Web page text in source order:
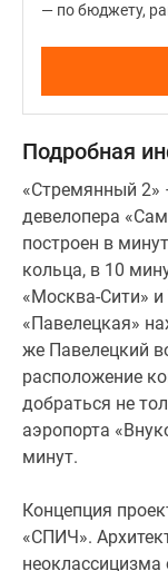
варианта
отделки:
готовая
чистовая
отделка,
куда
включена
установка
сантехники,
кондиционеров
и
проведение
коммуникаций.
Предоставлена
приобретения
мебели
и
— по бюджету,
Подробная
«Стремянный 2»
девелопера
построен в
кольца, в 10
«Москва-Сити»
«Павелецкая»
же Павелецкий
расположение
добраться не
аэропорта
минут.
Концепция
«СПИЧ».